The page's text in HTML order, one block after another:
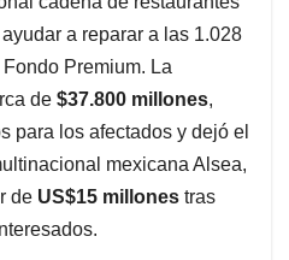
a reparar a las 1.028
Premium. La
de $37.800 millones,
para los afectados y dejó el
mexicana Alsea,
de US$15 millones tras